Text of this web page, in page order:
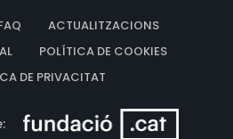
seus missatges a l'Esther
del zodíac. Els textos que
s'inspiren en les profecies de
ACTUALITZACIONS
POLÍTICA DE COOKIES
DE PRIVACITAT